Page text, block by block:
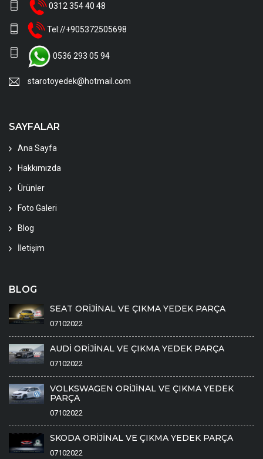
0312 354 40 48
Tel://+905372505698
0536 293 05 94
starotoyedek@hotmail.com
SAYFALAR
Ana Sayfa
Hakkımızda
Ürünler
Foto Galeri
Blog
İletişim
BLOG
SEAT ORİJİNAL VE ÇIKMA YEDEK PARÇA
07102022
AUDİ ORİJİNAL VE ÇIKMA YEDEK PARÇA
07102022
VOLKSWAGEN ORİJİNAL VE ÇIKMA YEDEK
PARÇA
07102022
SKODA ORİJİNAL VE ÇIKMA YEDEK PARÇA
07102022